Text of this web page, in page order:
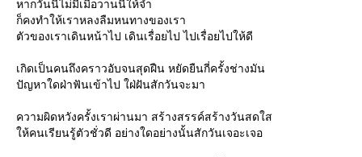
หากวันนี้ไม่มีเมื่อวานนี้ให้จำ
ก็คงทำให้เราหลงลืมหนทางของเรา
ตัวของเราเดินหน้าไป เดินเรื่อยไป ไปเรื่อยไปให้ดี
เกิดเป็นคนถึงคราวอับจนสุดฝืน หยัดยืนกี่ครั้งช่างมัน
ปัญหาใดฝ่าฟันเข้าไป ใฝ่ฝันสักวันจะมา
ความผิดหวังครั้งเราผ่านมา สร้างสรรค์สร้างวันสดใส
ห้คนเรียนรู้ตัวชั่วดี อย่างใดอย่างนั้นสักวันเจอะเจอ